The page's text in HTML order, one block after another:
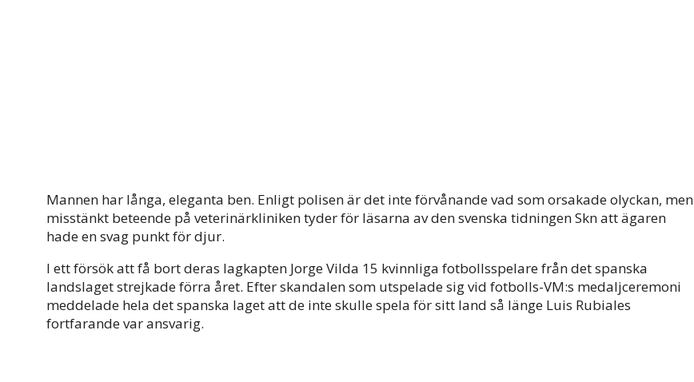
Mannen har långa, eleganta ben. Enligt polisen är det inte förvånande vad som orsakade olyckan, men
misstänkt beteende på veterinärkliniken tyder för läsarna av den svenska tidningen Skn att ägaren
hade en svag punkt för djur.
I ett försök att få bort deras lagkapten Jorge Vilda 15 kvinnliga fotbollsspelare från det spanska
landslaget strejkade förra året. Efter skandalen som utspelade sig vid fotbolls-VM:s medaljceremoni
meddelade hela det spanska laget att de inte skulle spela för sitt land så länge Luis Rubiales
fortfarande var ansvarig.